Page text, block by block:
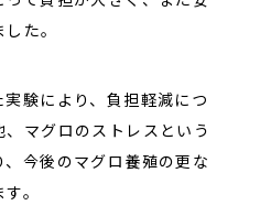
た。
験により、負担軽減につ
マグロのストレスという
今後のマグロ養殖の更な
。